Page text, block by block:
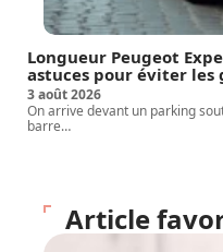
Longueur Peugeot
astuces pour éviter les
3 août 2026
On arrive devant un parking
barre…
Article